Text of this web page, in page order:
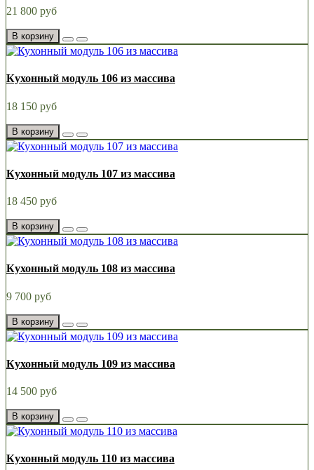
21 800 руб
В корзину
Кухонный модуль 106 из массива
18 150 руб
В корзину
Кухонный модуль 107 из массива
18 450 руб
В корзину
Кухонный модуль 108 из массива
9 700 руб
В корзину
Кухонный модуль 109 из массива
14 500 руб
В корзину
Кухонный модуль 110 из массива